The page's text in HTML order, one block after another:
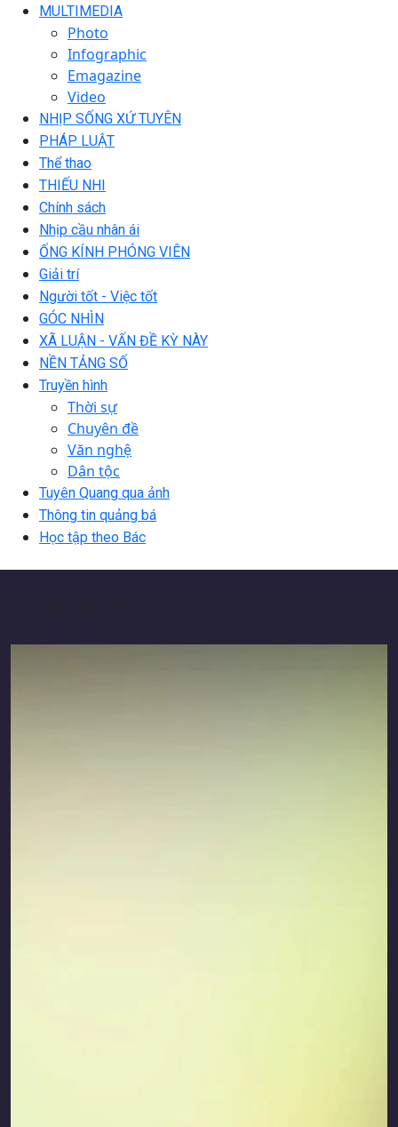
MULTIMEDIA
Photo
Infographic
Emagazine
Video
NHỊP SỐNG XỨ TUYÊN
PHÁP LUẬT
Thể thao
THIẾU NHI
Chính sách
Nhịp cầu nhân ái
ỐNG KÍNH PHÓNG VIÊN
Giải trí
Người tốt - Việc tốt
GÓC NHÌN
XÃ LUẬN - VẤN ĐỀ KỲ NÀY
NỀN TẢNG SỐ
Truyền hình
Thời sự
Chuyên đề
Văn nghệ
Dân tộc
Tuyên Quang qua ảnh
Thông tin quảng bá
Học tập theo Bác